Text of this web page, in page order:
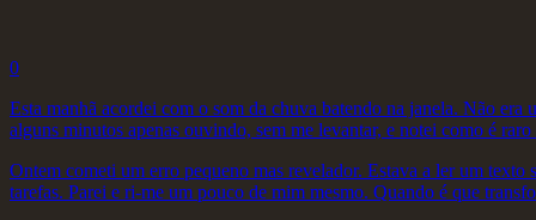
0
Esta manhã acordei com o som da chuva batendo na janela. Não era
alguns minutos apenas ouvindo, sem me levantar, e notei como é
Ontem cometi um erro pequeno mas revelador. Estava a ler um texto
tarefas. Parei e ri-me um pouco de mim mesmo. Quando é que